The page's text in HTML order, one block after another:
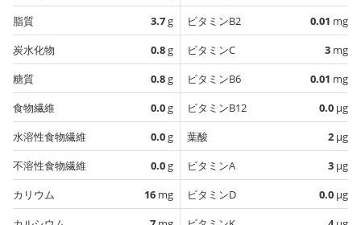
脂質
3.7g
炭水化物
0.8g
糖質
0.8g
食物繊維
0.0g
水溶性食物繊維
0.0g
不溶性食物繊維
0.0g
カリウム
16 mg
ビタミンB2
0.01 mg
ビタミンC
3 mg
ビタミンB6
0.01 mg
ビタミンB12
0.0 µg
葉酸
2 µg
ビタミンA
3 µg
ビタミンD
0.0 µg